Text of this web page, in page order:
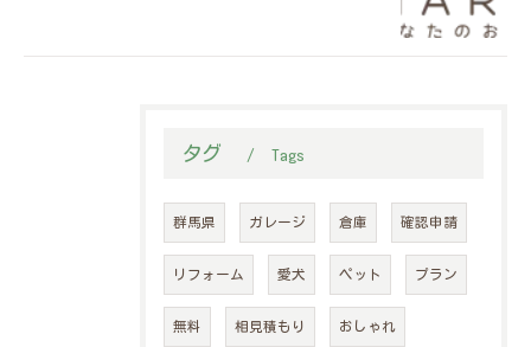
タグ Tags
群馬県 ガレージ 倉庫 確認申請
リフォーム 愛犬 ペット プラン
無料 相見積もり おしゃれ